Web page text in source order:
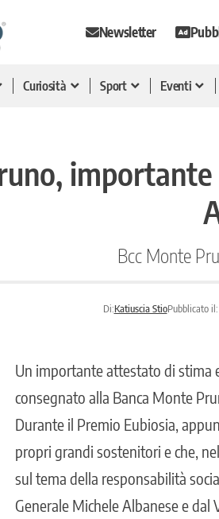
Newsletter
Curiosità Sport Eventi
Bcc Monte
Di:Katiuscia StioPubblicato il:
Un importante attestato di stima
consegnato alla Banca Monte
Durante il Premio Eubiosia,
propri grandi sostenitori e che,
sul tema della responsabilità
Generale Michele Albanese e